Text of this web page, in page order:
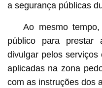
a segurança públicas
Ao mesmo
público para prestar
divulgar pelos serviços
aplicadas na zona
com as instruções dos